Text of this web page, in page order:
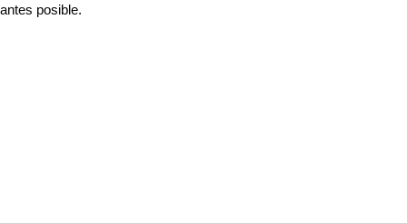
antes posible.